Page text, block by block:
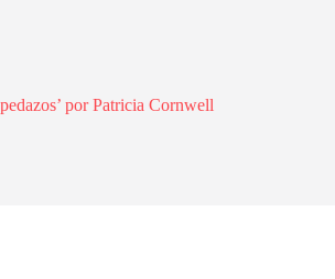
por Patricia Cornwell